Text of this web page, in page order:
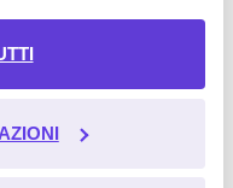
gli altri strumenti di
TUTTI
”.